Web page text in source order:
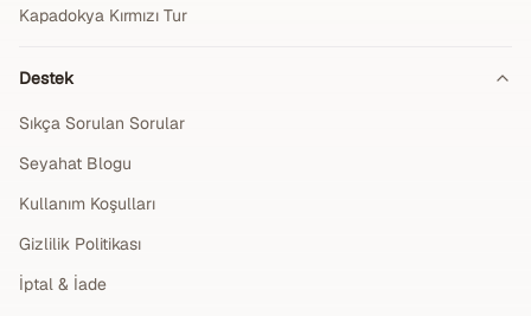
Kapadokya Kırmızı Tur
Destek
Sıkça Sorulan Sorular
Seyahat Blogu
Kullanım Koşulları
Gizlilik Politikası
İptal & İade